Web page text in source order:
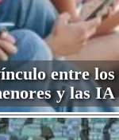
entre los
y las IA